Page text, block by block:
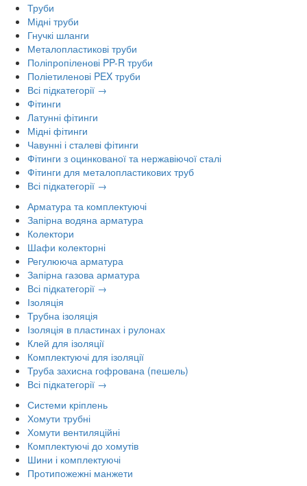
Труби
Мідні труби
Гнучкі шланги
Металопластикові труби
Поліпропіленові PP-R труби
Поліетиленові PEX труби
Всі підкатегорії →
Фітинги
Латунні фітинги
Мідні фітинги
Чавунні і сталеві фітинги
Фітинги з оцинкованої та нержавіючої сталі
Фітинги для металопластикових труб
Всі підкатегорії →
Арматура та комплектуючі
Запірна водяна арматура
Колектори
Шафи колекторні
Регулююча арматура
Запірна газова арматура
Всі підкатегорії →
Ізоляція
Трубна ізоляція
Ізоляція в пластинах і рулонах
Клей для ізоляції
Комплектуючі для ізоляції
Труба захисна гофрована (пешель)
Всі підкатегорії →
Системи кріплень
Хомути трубні
Хомути вентиляційні
Комплектуючі до хомутів
Шини і комплектуючі
Протипожежні манжети